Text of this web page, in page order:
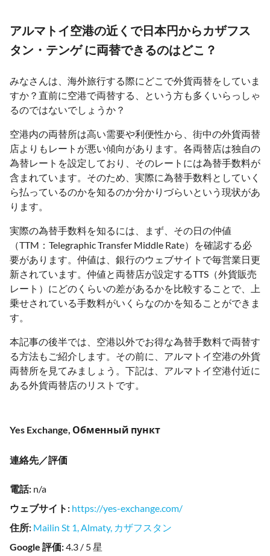
アルマトイ空港の近くで日本円からカザフス
タン・テンゲ に両替できるのはどこ？
みなさんは、海外旅行する際にどこで外貨両替をしていま
すか？直前に空港で両替する、という方も多くいらっしゃ
るのではないでしょうか？
空港内の両替所は高い需要や利便性から、街中の外貨両替
店よりもレートが悪い傾向があります。各両替店は独自の
為替レートを設定しており、そのレートには為替手数料が
含まれています。そのため、実際に為替手数料としていく
ら払っているのかを知るのか分かりづらいという現状があ
ります。
実際の為替手数料を知るには、まず、その日の仲値
（TTM：Telegraphic Transfer Middle Rate）を確認する必
要があります。仲値は、銀行のウェブサイトで毎営業日更
新されています。仲値と両替店が設定するTTS（外貨販売
レート）にどのくらいの差があるかを比較することで、上
乗せされている手数料がいくらなのかを知ることができま
す。
本記事の後半では、空港以外でお得な為替手数料で両替す
る方法もご紹介します。その前に、アルマトイ空港の外貨
両替所を見てみましょう。下記は、アルマトイ空港付近に
ある外貨両替店のリストです。
Yes Exchange, Обменный пункт
連絡先／評価
電話: n/a
ウェブサイト : https://yes-exchange.com/
住所: Mailin St 1, Almaty, カザフスタン
Google 評価:4.3 / 5 星